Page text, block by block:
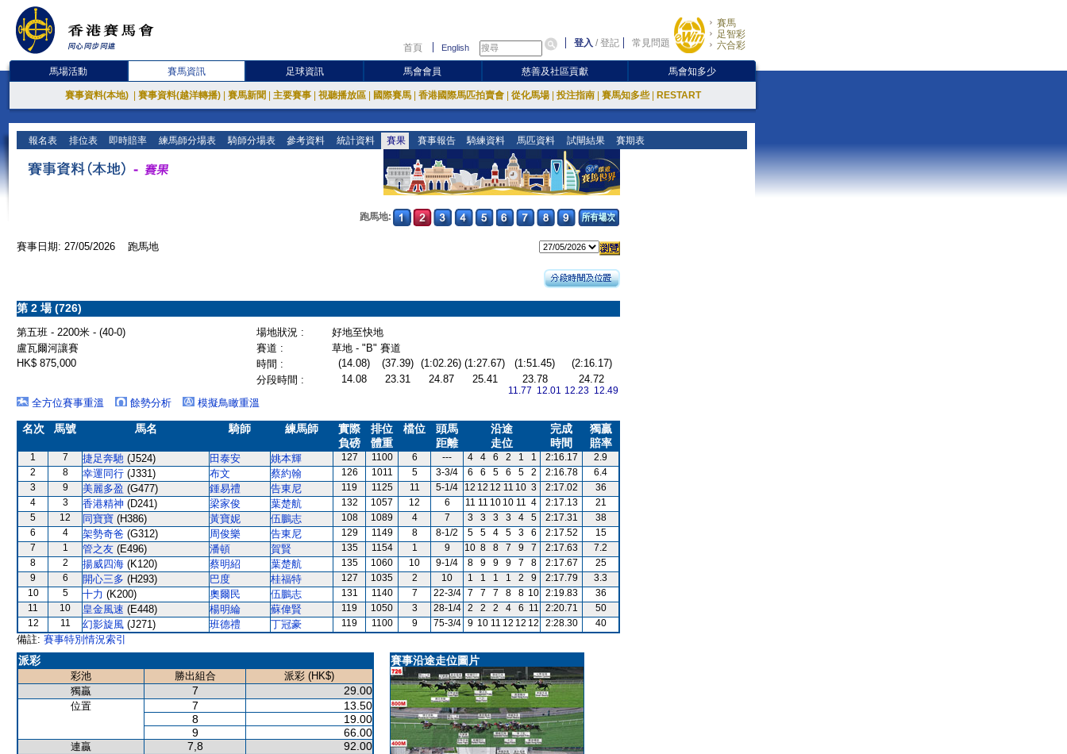
首頁 English 登入 /登記 常見問題
賽馬
足智彩
六合彩
馬場活動 賽馬資訊 足球資訊 馬會會員 慈善及社區貢獻 馬會知多少
賽事資料(本地) 賽事資料(越洋轉播) 賽馬新聞 主要賽事 視聽播放區 國際賽馬 香港國際馬匹拍賣會 從化馬場 投注指南 賽馬知多些 RESTART
報名表 排位表 即時賠率 練馬師分場表 騎師分場表 參考資料 統計資料 賽果 賽事報告 騎練資料 馬匹資料 試閘結果 賽期表
跑馬地:
賽事日期: 27/05/2026 跑馬地
第 2 場 (726)
第五班 - 2200米 - (40-0) 場地狀況 :
好地至快地
盧瓦爾河讓賽
賽道 :
草地 - "B" 賽道
HK$ 875,000
時間 : (14.08) (37.39) (1:02.26) (1:27.67) (1:51.45)
(2:16.17)
分段時間 :
14.08 23.31 24.87 25.41 23.78
11.77 12.01
24.72
12.23 12.49
全方位賽事重溫 餘勢分析 模擬鳥瞰重溫
名次 馬號 馬名 騎師 練馬師
實際
負磅
排位
體重
檔位
頭馬
距離
沿途
走位
完成
時間
獨贏
賠率
1 7 捷足奔馳 (J524) 田泰安 姚本輝 127 1100 6 --- 4 4 6 2 1 1 2:16.17
2.9
2
8 幸運同行 (J331) 布文 蔡約翰 126 1011 5 3-3/4 6 6 5 6 5 2 2:16.78
6.4
3
9 美麗多盈 (G477) 鍾易禮 告東尼 119 1125 11 5-1/4 12 12 12 11 10 3 2:17.02
36
4
3 香港精神 (D241) 梁家俊 葉楚航 132 1057 12 6 11 11 10 10 11 4 2:17.13
21
5
12 同寶寶 (H386) 黃寶妮 伍鵬志 108 1089 4 7 3 3 3 3 4 5 2:17.31
38
6
4 架勢奇爸 (G312) 周俊樂 告東尼 129 1149 8 8-1/2 5 5 4 5 3 6 2:17.52
15
7
1 管之友 (E496) 潘頓 賀賢 135 1154 1 9 10 8 8 7 9 7 2:17.63
7.2
8
2 揚威四海 (K120) 蔡明紹 葉楚航 135 1060 10 9-1/4 8 9 9 9 7 8 2:17.67
25
9
6 開心三多 (H293) 巴度 桂福特 127 1035 2 10 1 1 1 1 2 9 2:17.79
3.3
10
5 十力 (K200) 奧爾民 伍鵬志 131 1140 7 22-3/4 7 7 7 8 8 10 2:19.83
36
11
10 皇金風速 (E448) 楊明綸 蘇偉賢 119 1050 3 28-1/4 2 2 2 4 6 11 2:20.71
50
12
11 幻影旋風 (J271) 班德禮 丁冠豪 119 1100 9 75-3/4 9 10 11 12 12 12 2:28.30 40
備註: 賽事特別情況索引
派彩
彩池 勝出組合
派彩 (HK$)
獨贏
7 29.00
位置 7
13.50
8
19.00
9
66.00
連贏 7,8 92.00
賽事沿途走位圖片